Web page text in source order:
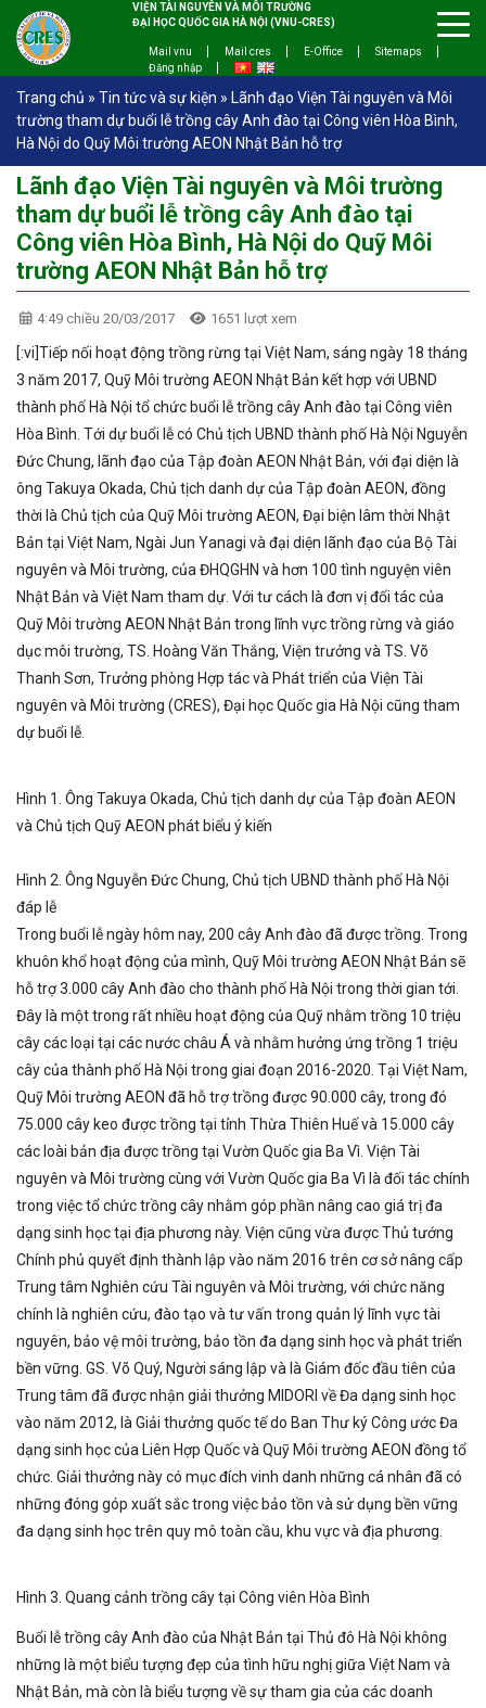
VIỆN TÀI NGUYÊN VÀ MÔI TRƯỜNG
ĐẠI HỌC QUỐC GIA HÀ NỘI (VNU-CRES)
Mail vnu Mail cres E-Office
Sitemaps
Đăng nhập
Trang chủ » Tin tức và sự kiện » Lãnh đạo Viện Tài nguyên và Môi
trường tham dự buổi lễ trồng cây Anh đào tại Công viên Hòa Bình,
Hà Nội do Quỹ Môi trường AEON Nhật Bản hỗ trợ
Lãnh đạo Viện Tài nguyên và Môi trường
tham dự buổi lễ trồng cây Anh đào tại
Công viên Hòa Bình, Hà Nội do Quỹ Môi
trường AEON Nhật Bản hỗ trợ
4:49 chiều 20/03/2017 1651 lượt xem
[:vi]Tiếp nối hoạt động trồng rừng tại Việt Nam, sáng ngày 18 tháng
3 năm 2017, Quỹ Môi trường AEON Nhật Bản kết hợp với UBND
thành phố Hà Nội tổ chức buổi lễ trồng cây Anh đào tại Công viên
Hòa Bình. Tới dự buổi lễ có Chủ tịch UBND thành phố Hà Nội Nguyễn
Đức Chung, lãnh đạo của Tập đoàn AEON Nhật Bản, với đại diện là
ông Takuya Okada, Chủ tịch danh dự của Tập đoàn AEON, đồng
thời là Chủ tịch của Quỹ Môi trường AEON, Đại biện lâm thời Nhật
Bản tại Việt Nam, Ngài Jun Yanagi và đại diện lãnh đạo của Bộ Tài
nguyên và Môi trường, của ĐHQGHN và hơn 100 tình nguyện viên
Nhật Bản và Việt Nam tham dự. Với tư cách là đơn vị đối tác của
Quỹ Môi trường AEON Nhật Bản trong lĩnh vực trồng rừng và giáo
dục môi trường, TS. Hoàng Văn Thắng, Viện trưởng và TS. Võ
Thanh Sơn, Trưởng phòng Hợp tác và Phát triển của Viện Tài
nguyên và Môi trường (CRES), Đại học Quốc gia Hà Nội cũng tham
dự buổi lễ.
Hình 1. Ông Takuya Okada, Chủ tịch danh dự của Tập đoàn AEON
và Chủ tịch Quỹ AEON phát biểu ý kiến
Hình 2. Ông Nguyễn Đức Chung, Chủ tịch UBND thành phố Hà Nội
đáp lễ
Trong buổi lễ ngày hôm nay, 200 cây Anh đào đã được trồng. Trong
khuôn khổ hoạt động của mình, Quỹ Môi trường AEON Nhật Bản sẽ
hỗ trợ 3.000 cây Anh đào cho thành phố Hà Nội trong thời gian tới.
Đây là một trong rất nhiều hoạt động của Quỹ nhằm trồng 10 triệu
cây các loại tại các nước châu Á và nhằm hưởng ứng trồng 1 triệu
cây của thành phố Hà Nội trong giai đoạn 2016-2020. Tại Việt Nam,
Quỹ Môi trường AEON đã hỗ trợ trồng được 90.000 cây, trong đó
75.000 cây keo được trồng tại tỉnh Thừa Thiên Huế và 15.000 cây
các loài bản địa được trồng tại Vườn Quốc gia Ba Vì. Viện Tài
nguyên và Môi trường cùng với Vườn Quốc gia Ba Vì là đối tác chính
trong việc tổ chức trồng cây nhằm góp phần nâng cao giá trị đa
dạng sinh học tại địa phương này. Viện cũng vừa được Thủ tướng
Chính phủ quyết định thành lập vào năm 2016 trên cơ sở nâng cấp
Trung tâm Nghiên cứu Tài nguyên và Môi trường, với chức năng
chính là nghiên cứu, đào tạo và tư vấn trong quản lý lĩnh vực tài
nguyên, bảo vệ môi trường, bảo tồn đa dạng sinh học và phát triển
bền vững. GS. Võ Quý, Người sáng lập và là Giám đốc đầu tiên của
Trung tâm đã được nhận giải thưởng MIDORI về Đa dạng sinh học
vào năm 2012, là Giải thưởng quốc tế do Ban Thư ký Công ước Đa
dạng sinh học của Liên Hợp Quốc và Quỹ Môi trường AEON đồng tổ
chức. Giải thưởng này có mục đích vinh danh những cá nhân đã có
những đóng góp xuất sắc trong việc bảo tồn và sử dụng bền vững
đa dạng sinh học trên quy mô toàn cầu, khu vực và địa phương.
Hình 3. Quang cảnh trồng cây tại Công viên Hòa Bình
Buổi lễ trồng cây Anh đào của Nhật Bản tại Thủ đô Hà Nội không
những là một biểu tượng đẹp của tình hữu nghị giữa Việt Nam và
Nhật Bản, mà còn là biểu tượng về sự tham gia của các doanh